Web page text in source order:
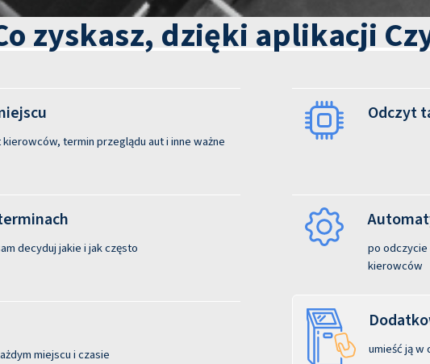
zyskasz, dzięki aplikacji
termin przeglądu aut i inne ważne
Odczyt
decyduj jakie i jak często
po odczycie
kierowców
miejscu i czasie umieść ją w